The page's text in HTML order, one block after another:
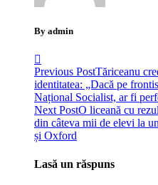
By admin
Previous PostTăriceanu
identitatea: „Dacă pe
Național Socialist, ar fi
Next PostO liceană cu
din câteva mii de elevi la
și Oxford
Lasă un răspuns